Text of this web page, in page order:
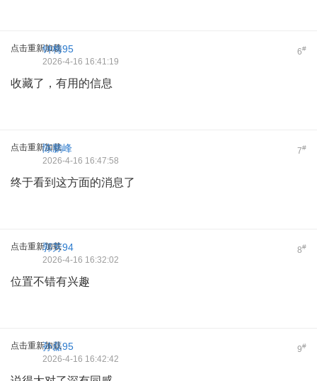
点击重新加载 6#
钟梅95
2026-4-16 16:41:19
收藏了，有用的信息
点击重新加载 7#
陈鹏峰
2026-4-16 16:47:58
终于看到这方面的消息了
点击重新加载 8#
郭芳94
2026-4-16 16:32:02
位置不错有兴趣
点击重新加载 9#
孙磊95
2026-4-16 16:42:42